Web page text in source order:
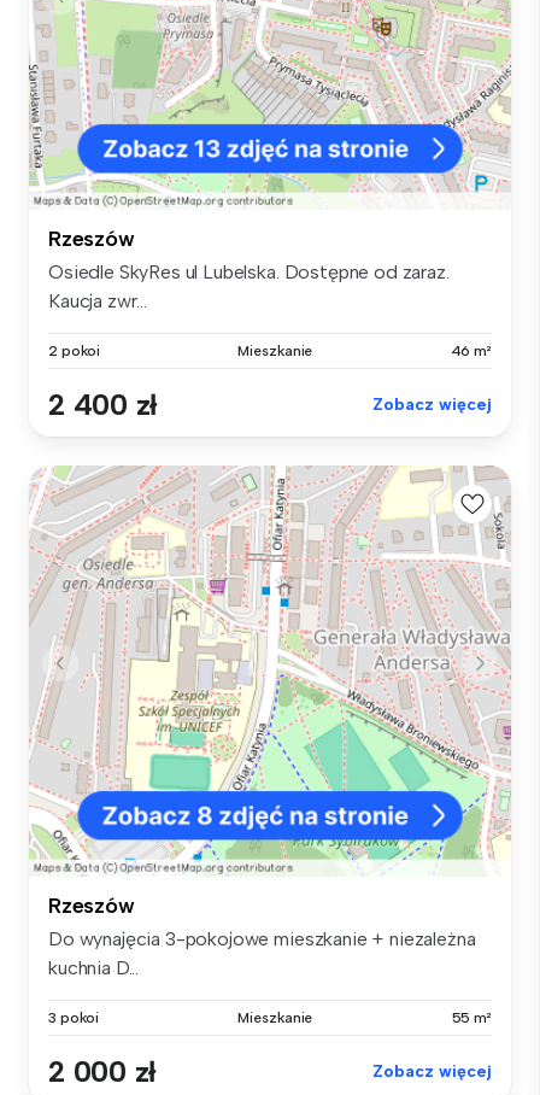
Rzeszów
Osiedle SkyRes ul Lubelska. Dostępne od zaraz.
Kaucja zwr...
2 pokoi Mieszkanie 46 m²
2 400 zł Zobacz więcej
Rzeszów
Do wynajęcia 3-pokojowe mieszkanie + niezależna
kuchnia D...
3 pokoi Mieszkanie 55 m²
2 000 zł Zobacz więcej